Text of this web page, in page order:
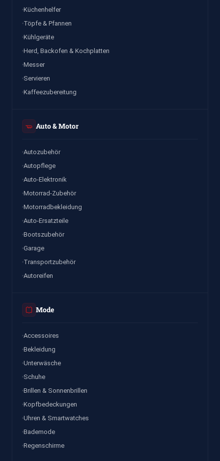
Küchenhelfer
Töpfe & Pfannen
Kühlgeräte
Herd, Backofen & Kochplatten
Messer
Servieren
Kaffeezubereitung
Auto & Motor
Autozubehör
Autopflege
Auto-Elektronik
Motorrad-Zubehör
Motorradbekleidung
Auto-Ersatzteile
Bootszubehör
Garage
Transportzubehör
Autoreifen
Mode
Accessoires
Bekleidung
Unterwäsche
Schuhe
Brillen & Sonnenbrillen
Kopfbedeckungen
Uhren & Smartwatches
Bademode
Regenschirme